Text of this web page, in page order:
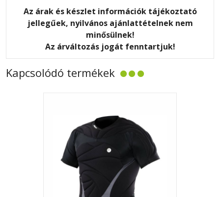
Az árak és készlet információk tájékoztató
jellegűek, nyilvános ajánlattételnek nem
minősülnek!
Az árváltozás jogát fenntartjuk!
Kapcsolódó termékek